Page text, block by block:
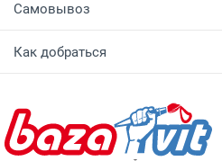
Самовывоз
Как добраться